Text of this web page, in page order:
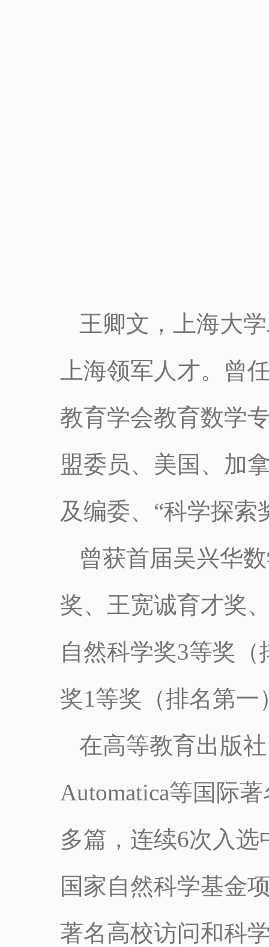
王卿文，上海大
上海领军人才。曾
教育学会教育数学
盟委员、美国、加
及编委、“科学探索
曾获首届吴兴华
奖、王宽诚育才奖
自然科学奖3等奖
奖1等奖（排名第一
在高等教育出版
Automatica等国际
多篇，连续6次入
国家自然科学基金
著名高校访问和科